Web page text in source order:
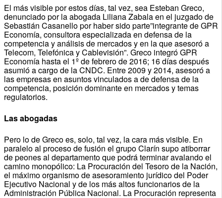
El más visible por estos días, tal vez, sea Esteban Greco,
denunciado por la abogada Liliana Zabala en el juzgado de
Sebastián Casanello por haber sido parte”integrante de GPR
Economía, consultora especializada en defensa de la
competencia y análisis de mercados y en la que asesoró a
Telecom, Telefónica y Cablevisión”. Greco integró GPR
Economía hasta el 1º de febrero de 2016; 16 días después
asumió a cargo de la CNDC. Entre 2009 y 2014, asesoró a
las empresas en asuntos vinculados a de defensa de la
competencia, posición dominante en mercados y temas
regulatorios.
Las abogadas
Pero lo de Greco es, solo, tal vez, la cara más visible. En
paralelo al proceso de fusión el grupo Clarín supo atiborrar
de peones al departamento que podrá terminar avalando el
camino monopólico: La Procuración del Tesoro de la Nación,
el máximo organismo de asesoramiento jurídico del Poder
Ejecutivo Nacional y de los más altos funcionarios de la
Administración Pública Nacional. La Procuración representa